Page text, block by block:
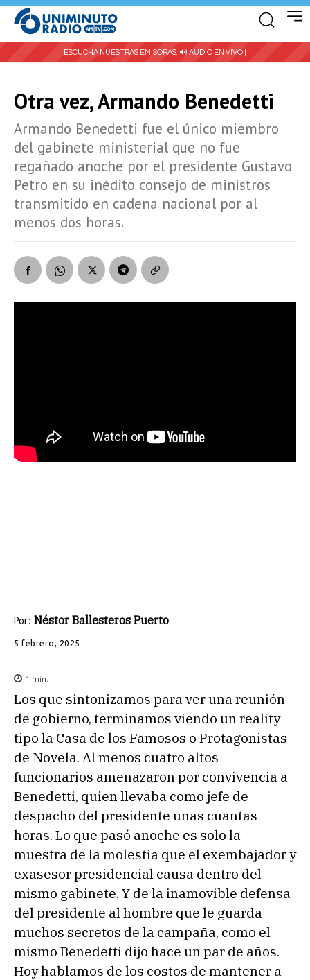
ESCUCHA NUESTRAS EMISORAS: 🔊 AUDIO EN VIVO |
Otra vez, Armando Benedetti
Armando Benedetti fue el único miembro
del gabinete ministerial que no fue
regañado anoche por el presidente Gustavo
Petro en su inédito consejo de ministros
transmitido en cadena nacional por al
menos dos horas.
Por: Néstor Ballesteros Puerto
5 febrero, 2025
1 min.
Los que sintonizamos para ver una reunión
de gobierno, terminamos viendo un reality
tipo la Casa de los Famosos o Protagonistas
de Novela. Al menos cuatro altos
funcionarios amenazaron por convivencia a
Benedetti, quien llevaba como jefe de
despacho del presidente unas cuantas
horas. Lo que pasó anoche es solo la
muestra de la molestia que el exembajador y
exasesor presidencial causa dentro del
mismo gabinete. Y de la inamovible defensa
del presidente al hombre que le guarda
muchos secretos de la campaña, como el
mismo Benedetti dijo hace un par de años.
Hoy hablamos de los costos de mantener a